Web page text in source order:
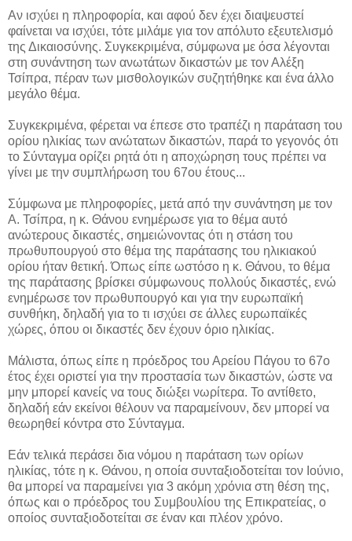
Αν ισχύει η πληροφορία, και αφού δεν έχει διαψευστεί
φαίνεται να ισχύει, τότε μιλάμε για τον απόλυτο εξευτελισμό
της Δικαιοσύνης. Συγκεκριμένα, σύμφωνα με όσα λέγονται
στη συνάντηση των ανωτάτων δικαστών με τον Αλέξη
Τσίπρα, πέραν των μισθολογικών συζητήθηκε και ένα άλλο
μεγάλο θέμα.
Συγκεκριμένα, φέρεται να έπεσε στο τραπέζι η παράταση του
ορίου ηλικίας των ανώτατων δικαστών, παρά το γεγονός ότι
το Σύνταγμα ορίζει ρητά ότι η αποχώρηση τους πρέπει να
γίνει με την συμπλήρωση του 67ου έτους...
Σύμφωνα με πληροφορίες, μετά από την συνάντηση με τον
Α. Τσίπρα, η κ. Θάνου ενημέρωσε για το θέμα αυτό
ανώτερους δικαστές, σημειώνοντας ότι η στάση του
πρωθυπουργού στο θέμα της παράτασης του ηλικιακού
ορίου ήταν θετική. Όπως είπε ωστόσο η κ. Θάνου, το θέμα
της παράτασης βρίσκει σύμφωνους πολλούς δικαστές, ενώ
ενημέρωσε τον πρωθυπουργό και για την ευρωπαϊκή
συνθήκη, δηλαδή για το τι ισχύει σε άλλες ευρωπαϊκές
χώρες, όπου οι δικαστές δεν έχουν όριο ηλικίας.
Μάλιστα, όπως είπε η πρόεδρος του Αρείου Πάγου το 67ο
έτος έχει οριστεί για την προστασία των δικαστών, ώστε να
μην μπορεί κανείς να τους διώξει νωρίτερα. Το αντίθετο,
δηλαδή εάν εκείνοι θέλουν να παραμείνουν, δεν μπορεί να
θεωρηθεί κόντρα στο Σύνταγμα.
Εάν τελικά περάσει δια νόμου η παράταση των ορίων
ηλικίας, τότε η κ. Θάνου, η οποία συνταξιοδοτείται τον Ιούνιο,
θα μπορεί να παραμείνει για 3 ακόμη χρόνια στη θέση της,
όπως και ο πρόεδρος του Συμβουλίου της Επικρατείας, ο
οποίος συνταξιοδοτείται σε έναν και πλέον χρόνο.